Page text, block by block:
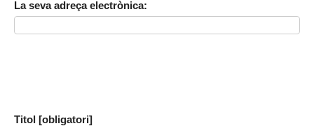
La seva adreça electrònica:
Titol [obligatori]